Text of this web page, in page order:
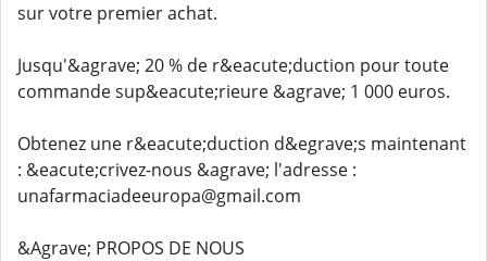
sur votre premier achat.
Jusqu'&agrave; 20 % de r&eacute;duction pour toute
commande sup&eacute;rieure &agrave; 1 000 euros.
Obtenez une r&eacute;duction d&egrave;s maintenant
: &eacute;crivez-nous &agrave; l'adresse :
unafarmaciadeeuropa@gmail.com
&Agrave; PROPOS DE NOUS